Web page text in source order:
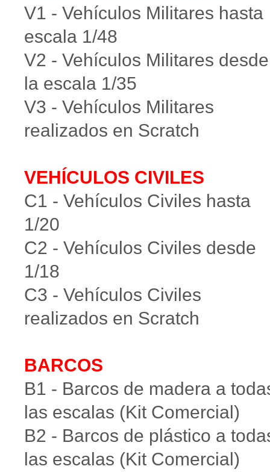
V1 - Vehículos Militares hasta
escala 1/48
V2 - Vehículos Militares desde
la escala 1/35
V3 - Vehículos Militares
realizados en Scratch
VEHÍCULOS CIVILES
C1 - Vehículos Civiles hasta
1/20
C2 - Vehículos Civiles desde
1/18
C3 - Vehículos Civiles
realizados en Scratch
BARCOS
B1 - Barcos de madera a
las escalas (Kit Comercial)
B2 - Barcos de plástico a
las escalas (Kit Comercial)